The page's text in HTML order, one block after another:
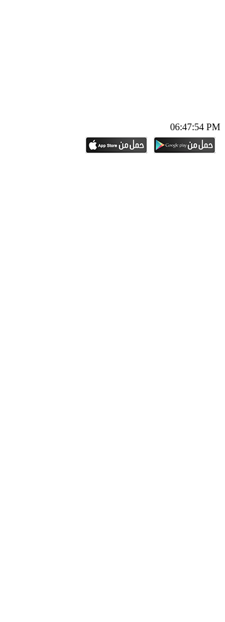
06:47:55 PM